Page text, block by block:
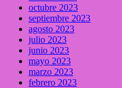
octubre 2023
septiembre 2023
agosto 2023
julio 2023
junio 2023
mayo 2023
marzo 2023
febrero 2023